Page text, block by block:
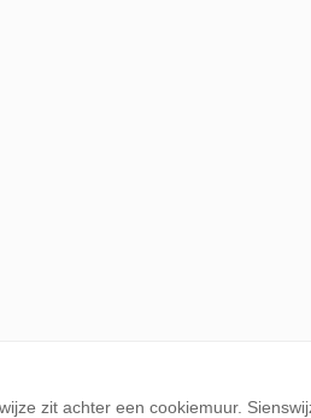
zit achter een cookiemuur.